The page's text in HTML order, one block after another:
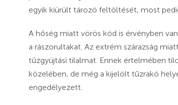
egyik kiürült tározó feltöltését, most
A hőség miatt vörös kód is érvényben
a rászorultakat. Az extrém szárazság
tűzgyújtási tilalmat. Ennek értelmében
közelében, de még a kijelölt tűzrakó
engedélyezett.